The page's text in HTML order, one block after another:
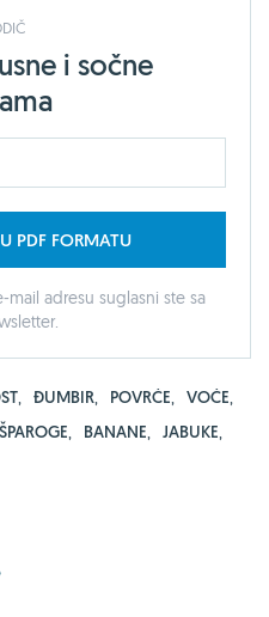
i sočne
PDF FORMATU
adresu suglasni ste sa
, ĐUMBIR, POVRĆE, VOĆE,
ŠPAROGE, BANANE, JABUKE,